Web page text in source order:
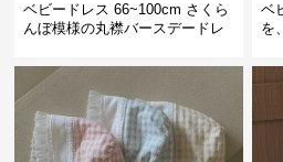
ベビードレス 66~100cm さくら
んぼ模様の丸襟バースデードレ
ベ
を
参